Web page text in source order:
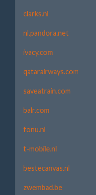
clarks.nl
nl.pandora.net
ivacy.com
qatarairways.com
saveatrain.com
balr.com
fonu.nl
t-mobile.nl
bestecanvas.nl
zwembad.be